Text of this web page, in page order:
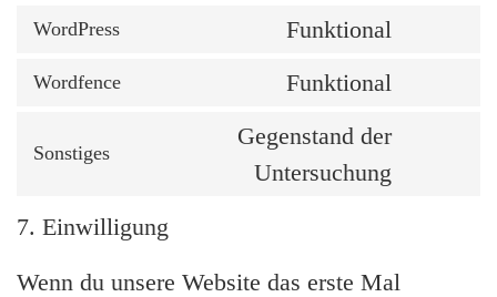
WordPress Funktional
Wordfence Funktional
Sonstiges
Gegenstand der
Untersuchung
7. Einwilligung
Wenn du unsere Website das erste Mal